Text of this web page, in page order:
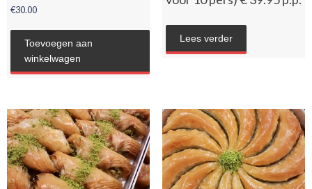
€30.00
Toevoegen aan
winkelwagen
Lees verder